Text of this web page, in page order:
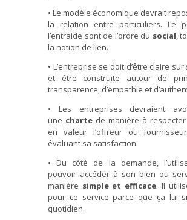
• Le modèle économique devrait
la relation entre particuliers. Le
l’entraide sont de l’ordre du social,
la notion de lien.
• L’entreprise se doit d’être claire sur
et être construite autour de
transparence, d’empathie et
• Les entreprises devraient
une charte de manière à
en valeur l’offreur ou
évaluant sa satisfaction.
• Du côté de la demande,
pouvoir accéder à son bien ou
manière simple et efficace. Il
pour ce service parce que ça lui
quotidien.